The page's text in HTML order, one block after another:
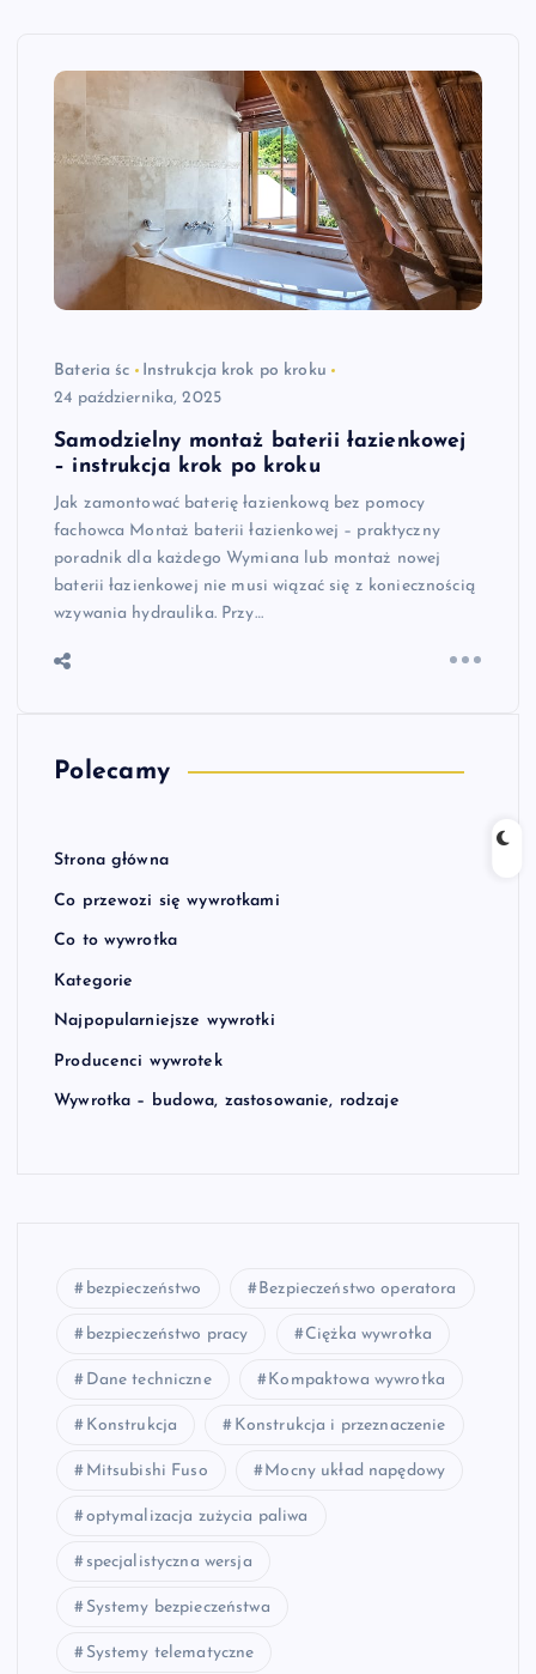
Bateria śc
Instrukcja krok po kroku
24 października, 2025
Samodzielny montaż baterii łazienkowej
– instrukcja krok po kroku
Jak zamontować baterię łazienkową bez pomocy
fachowca Montaż baterii łazienkowej – praktyczny
poradnik dla każdego Wymiana lub montaż nowej
baterii łazienkowej nie musi wiązać się z koniecznością
wzywania hydraulika. Przy…
Polecamy
Strona główna
Co przewozi się wywrotkami
Co to wywrotka
Kategorie
Najpopularniejsze wywrotki
Producenci wywrotek
Wywrotka – budowa, zastosowanie, rodzaje
bezpieczeństwo Bezpieczeństwo operatora
bezpieczeństwo pracy Ciężka wywrotka
Dane techniczne Kompaktowa wywrotka
Konstrukcja Konstrukcja i przeznaczenie
Mitsubishi Fuso Mocny układ napędowy
optymalizacja zużycia paliwa
specjalistyczna wersja
Systemy bezpieczeństwa
Systemy telematyczne